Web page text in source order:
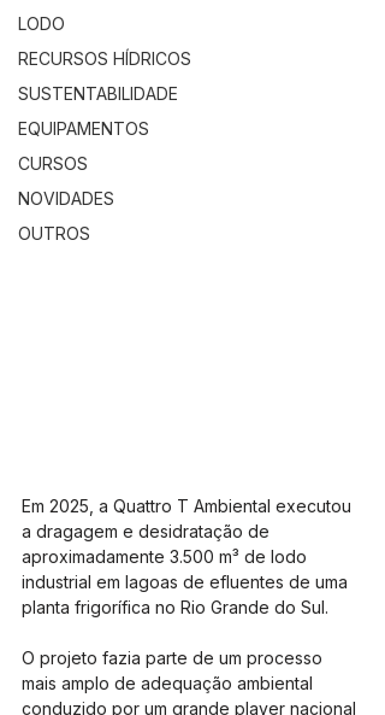
LODO
RECURSOS HÍDRICOS
SUSTENTABILIDADE
EQUIPAMENTOS
CURSOS
NOVIDADES
OUTROS
Em 2025, a Quattro T Ambiental executou
a dragagem e desidratação de
aproximadamente 3.500 m³ de lodo
industrial em lagoas de efluentes de uma
planta frigorífica no Rio Grande do Sul.
O projeto fazia parte de um processo
mais amplo de adequação ambiental
conduzido por um grande player nacional